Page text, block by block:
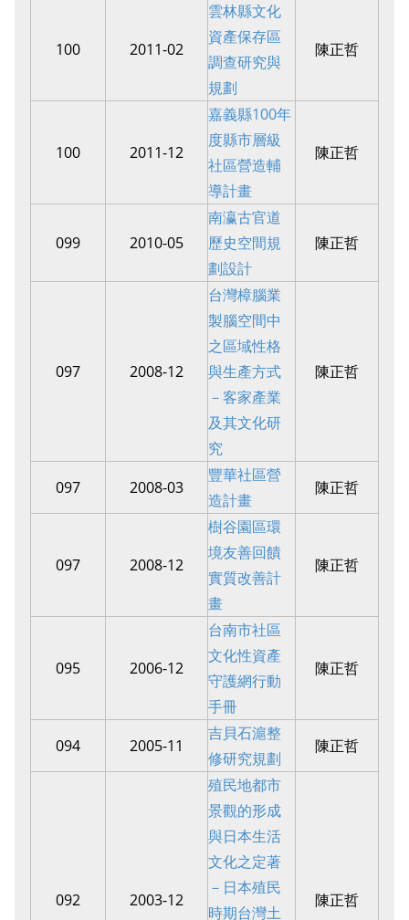
100 2011-02
雲林縣文化
資產保存區
調查研究與
規劃
陳正哲
100 2011-12
嘉義縣100年
度縣市層級
社區營造輔
導計畫
陳正哲
099 2010-05
南瀛古官道
歷史空間規
劃設計
陳正哲
097 2008-12
台灣樟腦業
製腦空間中
之區域性格
與生產方式
－客家產業
及其文化研
究
陳正哲
097 2008-03
豐華社區營
造計畫
陳正哲
097 2008-12
樹谷園區環
境友善回饋
實質改善計
畫
陳正哲
095 2006-12
台南市社區
文化性資產
守護網行動
手冊
陳正哲
094 2005-11
吉貝石滬整
修研究規劃
陳正哲
092 2003-12
殖民地都市
景觀的形成
與日本生活
文化之定著
－日本殖民
時期台灣土
陳正哲